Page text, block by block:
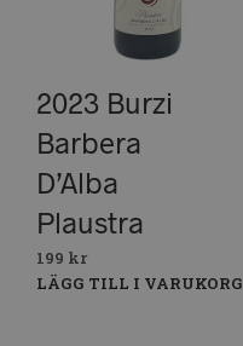
2023 Burzi
Barbera
D’Alba
Plaustra
199 kr
LÄGG TILL I VARUKORG